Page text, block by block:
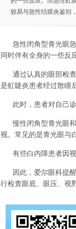
较易与急性结膜炎鉴别
急性闭角型青光眼
同时伴有全身的一些反
通过认真的眼部检
是虹睫炎患者经过散瞳
此时，患者对自己
慢性闭角型青光眼
视。常见的是青光眼与
有些白内障患者因
因此，爱尔眼科提
行检查眼底、眼压、视